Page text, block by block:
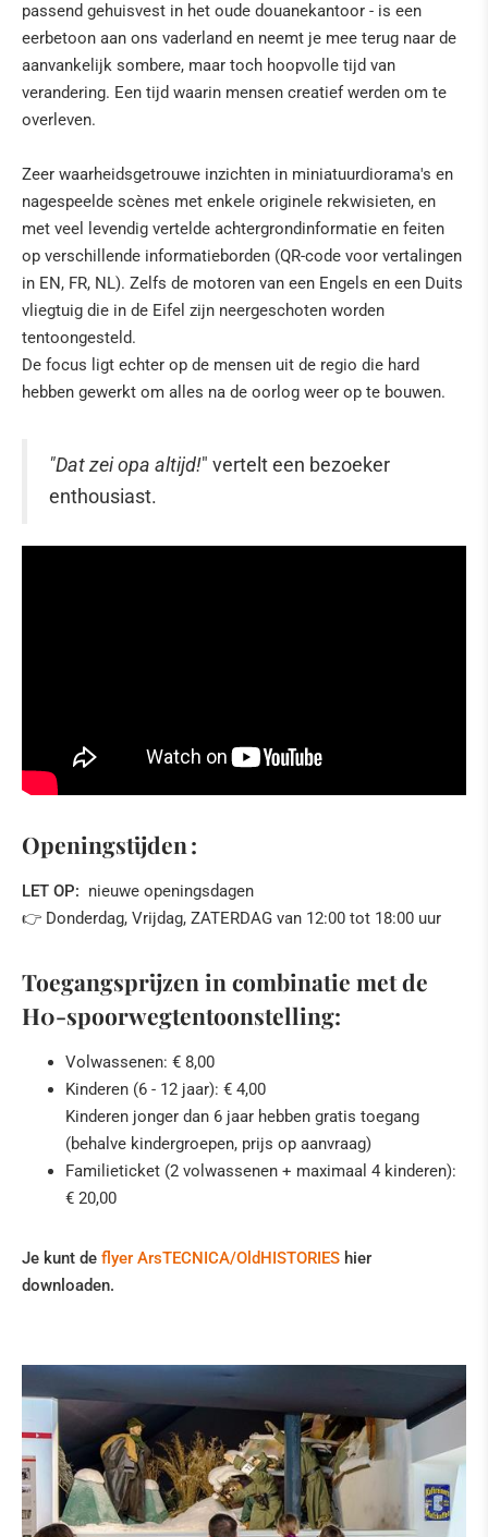
passend gehuisvest in het oude douanekantoor - is een
eerbetoon aan ons vaderland en neemt je mee terug naar de
aanvankelijk sombere, maar toch hoopvolle tijd van
verandering. Een tijd waarin mensen creatief werden om te
overleven.
Zeer waarheidsgetrouwe inzichten in miniatuurdiorama's en
nagespeelde scènes met enkele originele rekwisieten, en
met veel levendig vertelde achtergrondinformatie en feiten
op verschillende informatieborden (QR-code voor vertalingen
in EN, FR, NL). Zelfs de motoren van een Engels en een Duits
vliegtuig die in de Eifel zijn neergeschoten worden
tentoongesteld.
De focus ligt echter op de mensen uit de regio die hard
hebben gewerkt om alles na de oorlog weer op te bouwen.
"Dat zei opa altijd!" vertelt een bezoeker
enthousiast.
Openingstijden :
LET OP: nieuwe openingsdagen
👉 Donderdag, Vrijdag, ZATERDAG van 12:00 tot 18:00 uur
Toegangsprijzen in combinatie met de
H0-spoorwegtentoonstelling:
Volwassenen: € 8,00
Kinderen (6 - 12 jaar): € 4,00
Kinderen jonger dan 6 jaar hebben gratis toegang
(behalve kindergroepen, prijs op aanvraag)
Familieticket (2 volwassenen + maximaal 4 kinderen):
€ 20,00
Je kunt de flyer ArsTECNICA/OldHISTORIES hier
downloaden.